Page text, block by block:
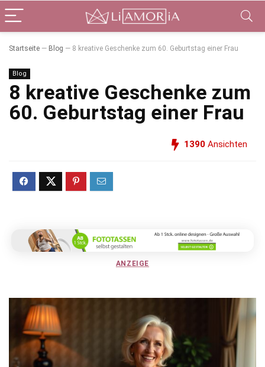
Startseite — Blog — 8 kreative Geschenke zum 60. Geburtstag einer Frau
Blog
8 kreative Geschenke zum
60. Geburtstag einer Frau
1390 Ansichten
ANZEIGE